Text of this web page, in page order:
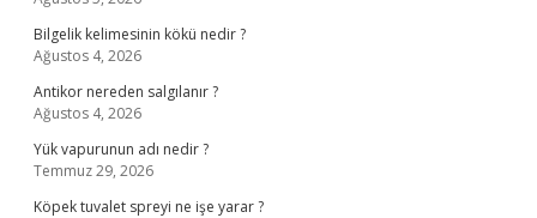
Bilgelik kelimesinin kökü nedir ?
Ağustos 4, 2026
Antikor nereden salgılanır ?
Ağustos 4, 2026
Yük vapurunun adı nedir ?
Temmuz 29, 2026
Köpek tuvalet spreyi ne işe yarar ?